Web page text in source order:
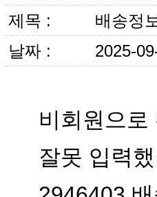
제목 :
배송정
날짜 :
2025-